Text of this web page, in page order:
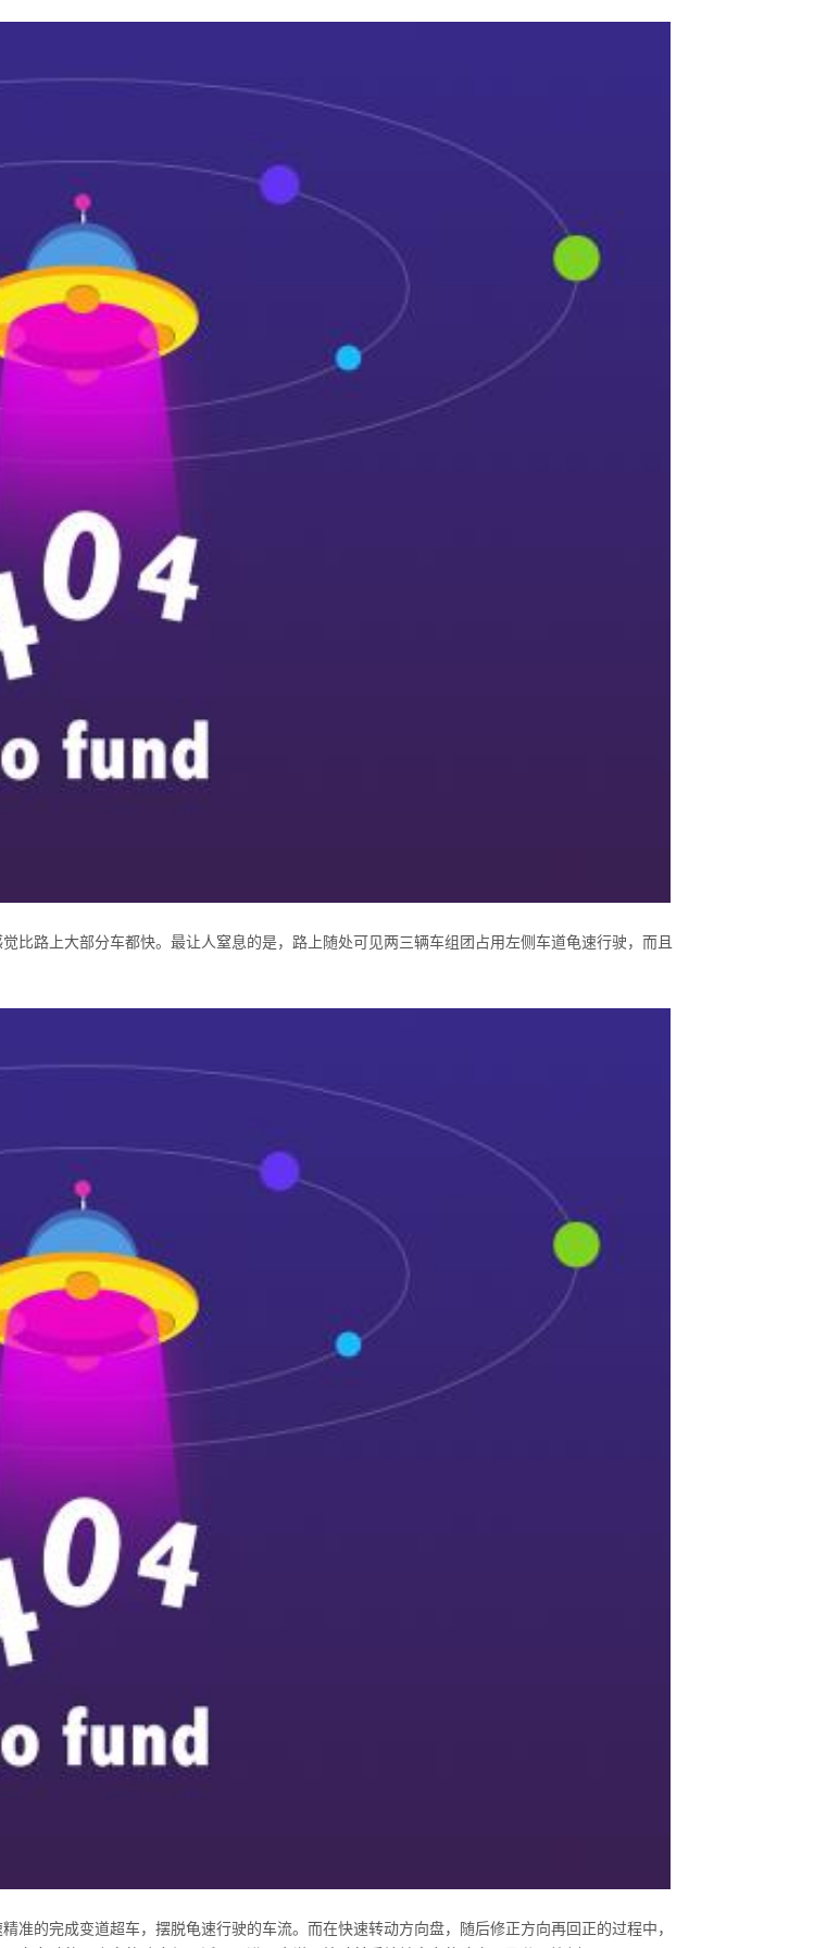
比路上大部分车都快。最让人窒息的是，路上随处可见两三辆车组团占用左侧车道龟速行驶，而且
的完成变道超车，摆脱龟速行驶的车流。而在快速转动方向盘，随后修正方向再回正的过程中，